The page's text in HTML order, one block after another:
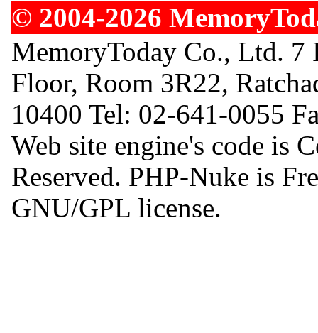
© 2004-2026
MemoryToday Co., Ltd.
Floor, Room 3R22,
10400 Tel: 02-641-0055
Web site engine's code is
Reserved. PHP-Nuke is
GNU/GPL license.